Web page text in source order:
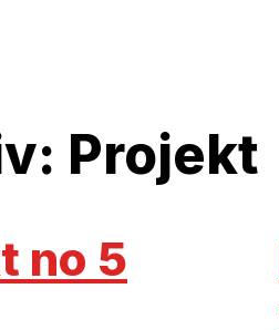
Projekt
no 5